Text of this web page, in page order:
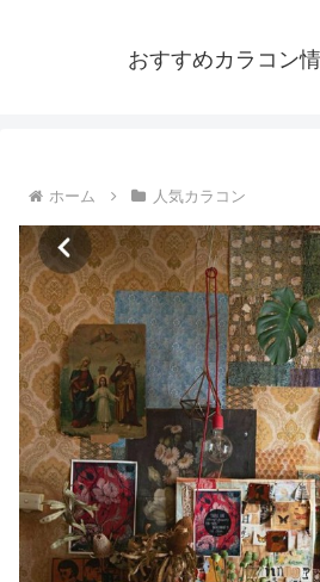
おすすめカラコン
ホーム 人気カラコン